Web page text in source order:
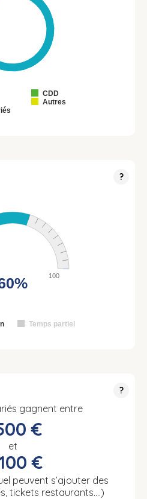
CDD
Autres
?
Temps partiel
100
?
gagnent entre
€
et
€
peuvent s’ajouter des
tickets restaurants….)